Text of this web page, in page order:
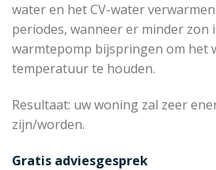
water en het CV-water
periodes, wanneer er minder zon
warmtepomp bijspringen om het
temperatuur te houden.
Resultaat: uw woning zal zeer
zijn/worden.
Gratis adviesgesprek